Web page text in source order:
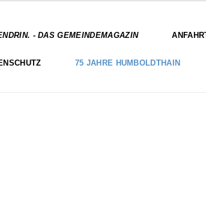
- DAS GEMEINDEMAGAZIN
75 JAHRE HUMBOLDTHAIN